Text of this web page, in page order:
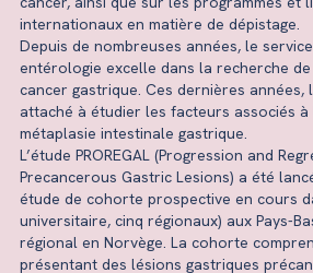
internationaux en matière de dépistage.
Depuis de nombreuses années, le
entérologie excelle dans la recherche
cancer gastrique. Ces dernières années,
attaché à étudier les facteurs associés
métaplasie intestinale gastrique.
L’étude PROREGAL (Progression and
Precancerous Gastric Lesions) a été
étude de cohorte prospective en cours
universitaire, cinq régionaux) aux Pays-
régional en Norvège. La cohorte
présentant des lésions gastriques